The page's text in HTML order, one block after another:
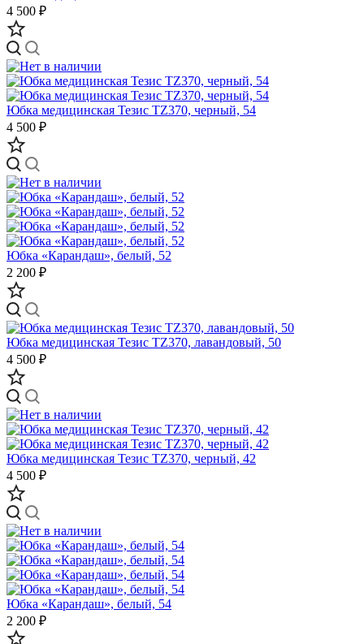
4 500 ₽
Юбка медицинская Тезис TZ370, черный, 54
4 500 ₽
Юбка «Карандаш», белый, 52
2 200 ₽
Юбка медицинская Тезис TZ370, лавандовый, 50
4 500 ₽
Юбка медицинская Тезис TZ370, черный, 42
4 500 ₽
Юбка «Карандаш», белый, 54
2 200 ₽